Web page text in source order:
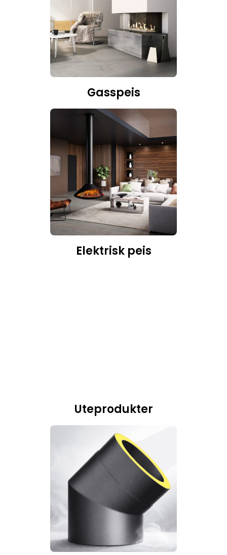
Gasspeis
Elektrisk peis
Uteprodukter